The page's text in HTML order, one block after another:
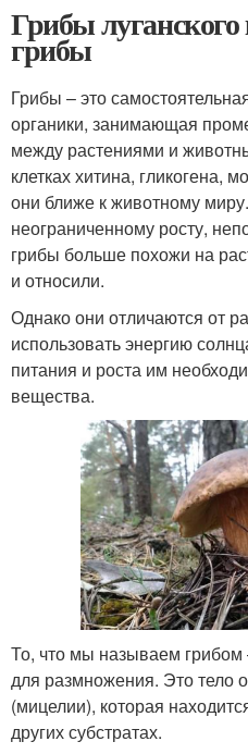
Грибы
грибы
Грибы – это
органики, занимающая
между растениями и
клетках хитина, гликогена,
они ближе к животному
неограниченному росту,
грибы больше похожи на
и относили.
Однако они отличаются от
использовать энергию
питания и роста им
вещества.
То, что мы называем
для размножения. Это тело
(мицелии), которая
других субстратах.